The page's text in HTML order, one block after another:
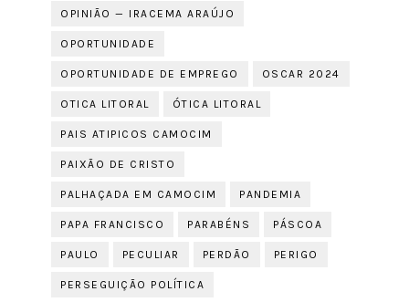
OPINIÃO — IRACEMA ARAÚJO
OPORTUNIDADE
OPORTUNIDADE DE EMPREGO OSCAR 2024
OTICA LITORAL ÓTICA LITORAL
PAIS ATIPICOS CAMOCIM
PAIXÃO DE CRISTO
PALHAÇADA EM CAMOCIM PANDEMIA
PAPA FRANCISCO PARABÉNS PÁSCOA
PAULO PECULIAR PERDÃO PERIGO
PERSEGUIÇÃO POLÍTICA